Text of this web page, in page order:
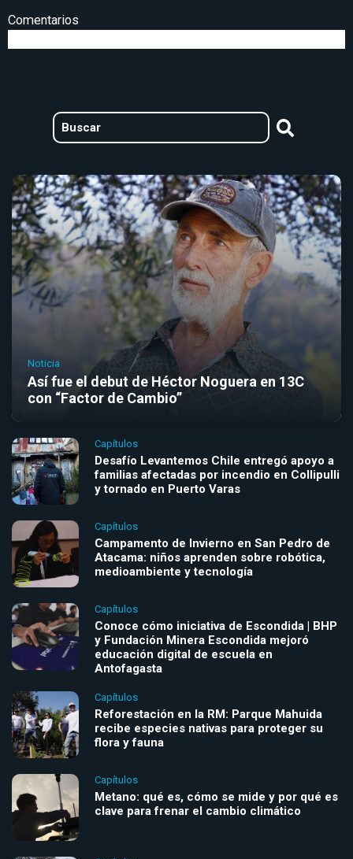
Comentarios
Noticia
Así fue el debut de Héctor Noguera en 13C
con “Factor de Cambio”
Capítulos
Desafío Levantemos Chile entregó apoyo a
familias afectadas por incendio en Collipulli
y tornado en Puerto Varas
Capítulos
Campamento de Invierno en San Pedro de
Atacama: niños aprenden sobre robótica,
medioambiente y tecnología
Capítulos
Conoce cómo iniciativa de Escondida | BHP
y Fundación Minera Escondida mejoró
educación digital de escuela en
Antofagasta
Capítulos
Reforestación en la RM: Parque Mahuida
recibe especies nativas para proteger su
flora y fauna
Capítulos
Metano: qué es, cómo se mide y por qué es
clave para frenar el cambio climático